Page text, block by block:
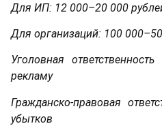
Для ИП: 12 000–20 000
Для организаций: 100
Уголовная
рекламу
Гражданско-правовая
убытков